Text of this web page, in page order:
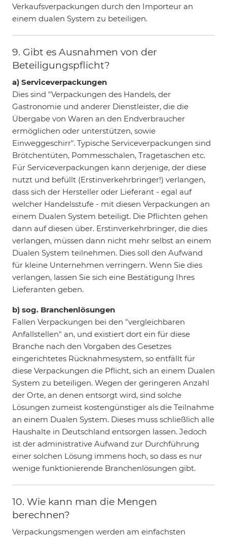
Verkaufsverpackungen durch den Importeur an
einem dualen System zu beteiligen.
9. Gibt es Ausnahmen von der
Beteiligungspflicht?
a) Serviceverpackungen
Dies sind "Verpackungen des Handels, der
Gastronomie und anderer Dienstleister, die die
Übergabe von Waren an den Endverbraucher
ermöglichen oder unterstützen, sowie
Einweggeschirr". Typische Serviceverpackungen sind
Brötchentüten, Pommesschalen, Tragetaschen etc.
Für Serviceverpackungen kann derjenige, der diese
nutzt und befüllt (Erstinverkehrbringer!) verlangen,
dass sich der Hersteller oder Lieferant - egal auf
welcher Handelsstufe - mit diesen Verpackungen an
einem Dualen System beteiligt. Die Pflichten gehen
dann auf diesen über. Erstinverkehrbringer, die dies
verlangen, müssen dann nicht mehr selbst an einem
Dualen System teilnehmen. Dies soll den Aufwand
für kleine Unternehmen verringern. Wenn Sie dies
verlangen, lassen Sie sich eine Bestätigung Ihres
Lieferanten geben.
b) sog. Branchenlösungen
Fallen Verpackungen bei den "vergleichbaren
Anfallstellen" an, und existiert dort ein für diese
Branche nach den Vorgaben des Gesetzes
eingerichtetes Rücknahmesystem, so entfällt für
diese Verpackungen die Pflicht, sich an einem Dualen
System zu beteiligen. Wegen der geringeren Anzahl
der Orte, an denen entsorgt wird, sind solche
Lösungen zumeist kostengünstiger als die Teilnahme
an einem Dualen System. Dieses muss schließlich alle
Haushalte in Deutschland entsorgen lassen. Jedoch
ist der administrative Aufwand zur Durchführung
einer solchen Lösung immens hoch, so dass es nur
wenige funktionierende Branchenlösungen gibt.
10. Wie kann man die Mengen
berechnen?
Verpackungsmengen werden am einfachsten